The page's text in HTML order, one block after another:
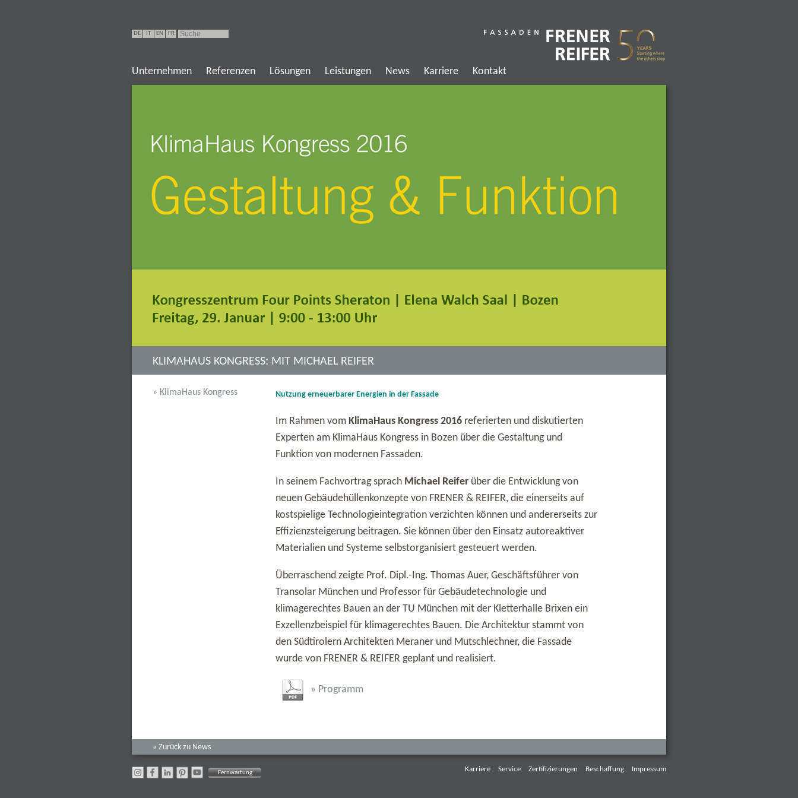
DE IT EN FR
Unternehmen Referenzen Lösungen Leistungen News Karriere Kontakt
KLIMAHAUS KONGRESS: MIT MICHAEL REIFER
» KlimaHaus Kongress Nutzung erneuerbarer Energien in der Fassade
Im Rahmen vom KlimaHaus Kongress 2016 referierten und diskutierten
Experten am KlimaHaus Kongress in Bozen über die Gestaltung und
Funktion von modernen Fassaden.
In seinem Fachvortrag sprach Michael Reifer über die Entwicklung von
neuen Gebäudehüllenkonzepte von FRENER & REIFER, die einerseits auf
kostspielige Technologieintegration verzichten können und andererseits zur
Effizienzsteigerung beitragen. Sie können über den Einsatz autoreaktiver
Materialien und Systeme selbstorganisiert gesteuert werden.
Überraschend zeigte Prof. Dipl.-Ing. Thomas Auer, Geschäftsführer von
Transolar München und Professor für Gebäudetechnologie und
klimagerechtes Bauen an der TU München mit der Kletterhalle Brixen ein
Exzellenzbeispiel für klimagerechtes Bauen. Die Architektur stammt von
den Südtirolern Architekten Meraner und Mutschlechner, die Fassade
wurde von FRENER & REIFER geplant und realisiert.
» Programm
« Zurück zu News
Fernwartung Karriere Service Zertifizierungen Beschaffung Impressum